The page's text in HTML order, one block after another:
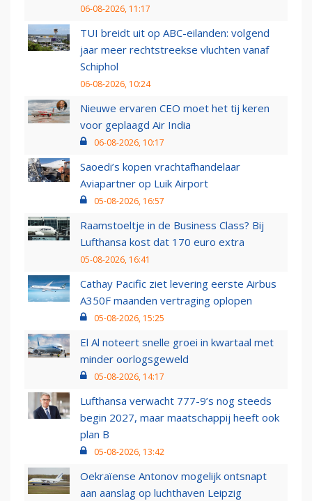
06-08-2026, 11:17
TUI breidt uit op ABC-eilanden: volgend
jaar meer rechtstreekse vluchten vanaf
Schiphol
06-08-2026, 10:24
Nieuwe ervaren CEO moet het tij keren
voor geplaagd Air India
06-08-2026, 10:17
Saoedi’s kopen vrachtafhandelaar
Aviapartner op Luik Airport
05-08-2026, 16:57
Raamstoeltje in de Business Class? Bij
Lufthansa kost dat 170 euro extra
05-08-2026, 16:41
Cathay Pacific ziet levering eerste Airbus
A350F maanden vertraging oplopen
05-08-2026, 15:25
El Al noteert snelle groei in kwartaal met
minder oorlogsgeweld
05-08-2026, 14:17
Lufthansa verwacht 777-9’s nog steeds
begin 2027, maar maatschappij heeft ook
plan B
05-08-2026, 13:42
Oekraïense Antonov mogelijk ontsnapt
aan aanslag op luchthaven Leipzig